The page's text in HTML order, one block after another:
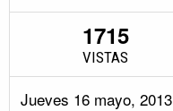
1715
VISTAS
Jueves 16 mayo, 2013